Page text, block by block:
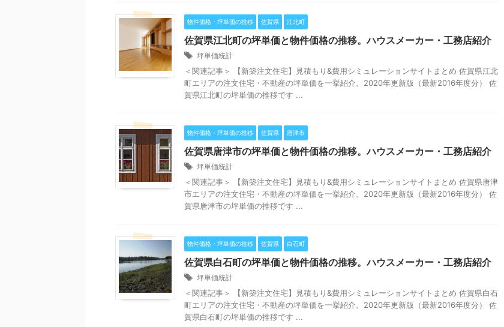
物件価格・坪単価の推移 佐賀県 江北町
佐賀県江北町の坪単価と物件価格の推移。ハウスメーカー・工務店紹介
坪単価統計
＜関連記事＞ 【新築注文住宅】見積もり&費用シミュレーションサイトまとめ 佐賀県江北
町エリアの注文住宅・不動産の坪単価を一挙紹介。2020年更新版（最新2016年度分） 佐
賀県江北町の坪単価の推移です ...
物件価格・坪単価の推移 佐賀県 唐津市
佐賀県唐津市の坪単価と物件価格の推移。ハウスメーカー・工務店紹介
坪単価統計
＜関連記事＞ 【新築注文住宅】見積もり&費用シミュレーションサイトまとめ 佐賀県唐津
市エリアの注文住宅・不動産の坪単価を一挙紹介。2020年更新版（最新2016年度分） 佐
賀県唐津市の坪単価の推移です ...
物件価格・坪単価の推移 佐賀県 白石町
佐賀県白石町の坪単価と物件価格の推移。ハウスメーカー・工務店紹介
坪単価統計
＜関連記事＞ 【新築注文住宅】見積もり&費用シミュレーションサイトまとめ 佐賀県白石
町エリアの注文住宅・不動産の坪単価を一挙紹介。2020年更新版（最新2016年度分） 佐
賀県白石町の坪単価の推移です ...